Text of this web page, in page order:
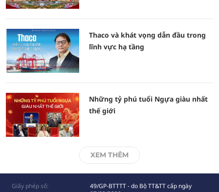
Thaco và khát vọng dẫn đầu trong
lĩnh vực hạ tầng
Những tỷ phú tuổi Ngựa giàu nhất
thế giới
XEM THÊM
Giấy phép số:
49/GP-BTTTT - do Bộ TT&TT cấp ngày